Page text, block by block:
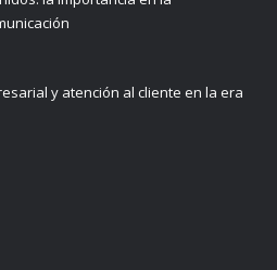
y atención al cliente en la era